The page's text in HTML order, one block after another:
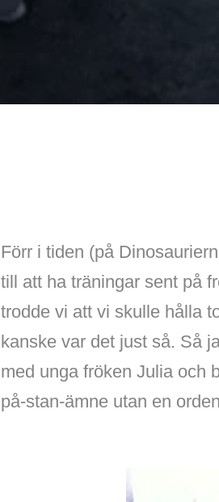
Förr i tiden (på
till att ha träningar sent på
trodde vi att vi skulle hålla
kanske var det just så. Så
med unga fröken Julia och
på-stan-ämne utan en